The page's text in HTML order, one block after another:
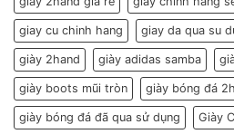
giay cu chinh hang giay da qua su
giày 2hand giày adidas samba
giày boots mũi tròn giày bóng đá
giày bóng đá đã qua sử dụng Giày